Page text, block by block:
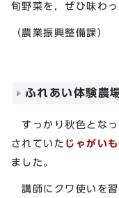
旬野菜を，ぜひ味わ
（農業振興整備課）
ふれあい体験農
すっかり秋色とな
されていた じゃがい
ました。
講師にクワ使いを習